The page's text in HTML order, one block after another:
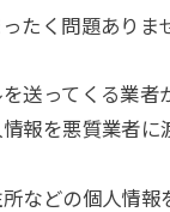
たく問題ありま
送ってくる業者
報を悪質業者に
などの個人情報